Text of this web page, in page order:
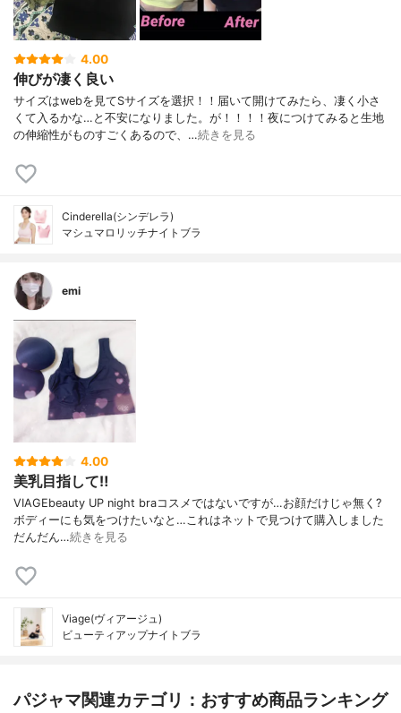
4.00
伸びが凄く良い
サイズはwebを見てSサイズを選択！！届いて開けてみたら、凄く小さ
くて入るかな…と不安になりました。が！！！！夜につけてみると生地
の伸縮性がものすごくあるので、…続きを見る
Cinderella(シンデレラ)
マシュマロリッチナイトブラ
emi
4.00
美乳目指して‼️
VIAGEbeauty UP night braコスメではないですが…お顔だけじゃ無く?
ボディーにも気をつけたいなと…これはネットで見つけて購入しました
だんだん…続きを見る
Viage(ヴィアージュ)
ビューティアップナイトブラ
パジャマ関連カテゴリ：おすすめ商品ランキング